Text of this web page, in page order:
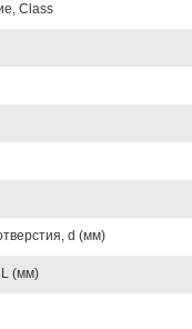
Class
d (мм)
(мм)